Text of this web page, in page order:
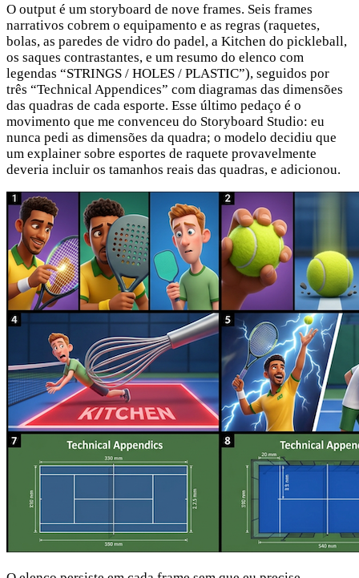
O output é um storyboard de nove frames. Seis frames
narrativos cobrem o equipamento e as regras (raquetes,
bolas, as paredes de vidro do padel, a Kitchen do pickleball,
os saques contrastantes, e um resumo do elenco com
legendas “STRINGS / HOLES / PLASTIC”), seguidos por
três “Technical Appendices” com diagramas das dimensões
das quadras de cada esporte. Esse último pedaço é o
movimento que me convenceu do Storyboard Studio: eu
nunca pedi as dimensões da quadra; o modelo decidiu que
um explainer sobre esportes de raquete provavelmente
deveria incluir os tamanhos reais das quadras, e adicionou.